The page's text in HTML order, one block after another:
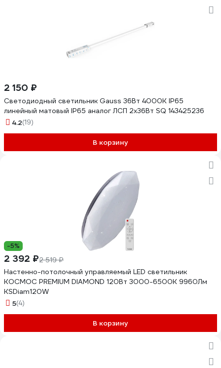
2 150 ₽
Светодиодный светильник Gauss 36Вт 4000К IP65
линейный матовый IP65 аналог ЛСП 2х36Вт SQ 143425236
4.2(19)
В корзину
-5%
2 392 ₽2 519 ₽
Настенно-потолочный управляемый LED светильник
КОСМОС PREMIUM DIAMOND 120Вт 3000-6500K 9960Лм
KSDiam120W
5(4)
В корзину